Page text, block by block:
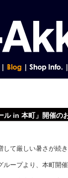
in 本町」開催のお
て厳しい暑さが続
ループより、本町開